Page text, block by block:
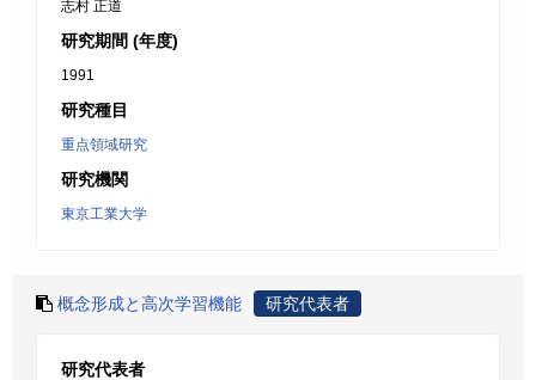
志村 正道
研究期間 (年度)
1991
研究種目
重点領域研究
研究機関
東京工業大学
概念形成と高次学習機能 研究代表者
研究代表者